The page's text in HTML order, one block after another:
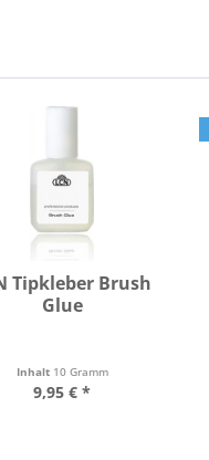
Tipkleber Brush
Glue
Inhalt 10 Gramm
9,95 € *